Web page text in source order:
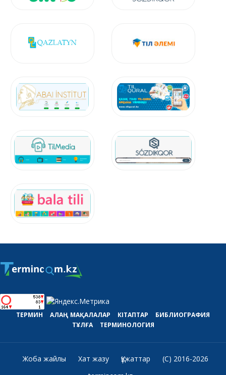
ТЕРМИН АЛАҢ МАҚАЛАЛАР КІТАПТАР
БИБЛИОГРАФИЯ
ТҰЛҒА
ТЕРМИНОЛОГИЯ
Жоба жайлы Хат жазу Құжаттар
(C) 2016-2026